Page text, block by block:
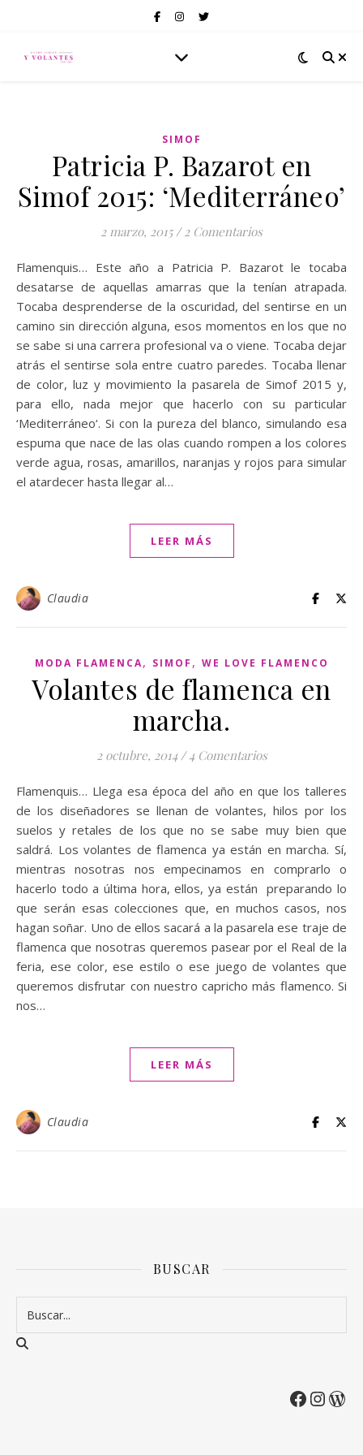
SIMOF
Patricia P. Bazarot en
Simof 2015: ‘Mediterráneo’
2 marzo, 2015 / 2 Comentarios
Flamenquis… Este año a Patricia P. Bazarot le tocaba
desatarse de aquellas amarras que la tenían atrapada.
Tocaba desprenderse de la oscuridad, del sentirse en un
camino sin dirección alguna, esos momentos en los que no
se sabe si una carrera profesional va o viene. Tocaba dejar
atrás el sentirse sola entre cuatro paredes. Tocaba llenar
de color, luz y movimiento la pasarela de Simof 2015 y,
para ello, nada mejor que hacerlo con su particular
‘Mediterráneo‘. Si con la pureza del blanco, simulando esa
espuma que nace de las olas cuando rompen a los colores
verde agua, rosas, amarillos, naranjas y rojos para simular
el atardecer hasta llegar al…
LEER MÁS
Claudia
MODA FLAMENCA, SIMOF , WE LOVE FLAMENCO
Volantes de flamenca en
marcha.
2 octubre, 2014 / 4 Comentarios
Flamenquis… Llega esa época del año en que los talleres
de los diseñadores se llenan de volantes, hilos por los
suelos y retales de los que no se sabe muy bien que
saldrá. Los volantes de flamenca ya están en marcha. Sí,
mientras nosotras nos empecinamos en comprarlo o
hacerlo todo a última hora, ellos, ya están preparando lo
que serán esas colecciones que, en muchos casos, nos
hagan soñar. Uno de ellos sacará a la pasarela ese traje de
flamenca que nosotras queremos pasear por el Real de la
feria, ese color, ese estilo o ese juego de volantes que
queremos disfrutar con nuestro capricho más flamenco. Si
nos…
LEER MÁS
Claudia
BUSCAR